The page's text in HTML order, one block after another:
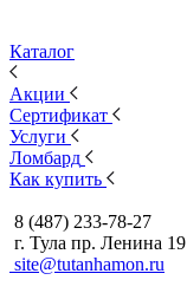
Каталог
Акции
Сертификат
Услуги
Ломбард
Как купить
8 (487) 233-78-27
г. Тула пр. Ленина 19
site@tutanhamon.ru